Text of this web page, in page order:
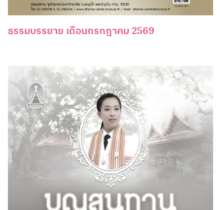
ธรรมบรรยาย เดือนกรกฎาคม 2569